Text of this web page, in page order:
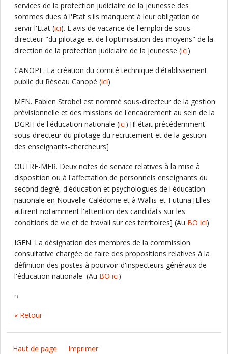
services de la protection judiciaire de la jeunesse des
sommes dues à l'Etat s'ils manquent à leur obligation de
servir l'Etat (ici). L'avis de vacance de l'emploi de sous-
directeur "du pilotage et de l'optimisation des moyens" de la
direction de la protection judiciaire de la jeunesse (ici)
CANOPE. La création du comité technique d'établissement
public du Réseau Canopé (ici)
MEN. Fabien Strobel est nommé sous-directeur de la gestion
prévisionnelle et des missions de l'encadrement au sein de la
DGRH de l'éducation nationale (ici) [Il était précédemment
sous-directeur du pilotage du recrutement et de la gestion
des enseignants-chercheurs]
OUTRE-MER. Deux notes de service relatives à la mise à
disposition ou à l'affectation de personnels enseignants du
second degré, d'éducation et psychologues de l'éducation
nationale en Nouvelle-Calédonie et à Wallis-et-Futuna [Elles
attirent notamment l'attention des candidats sur les
conditions de vie et de travail sur ces territoires] (Au BO ici)
IGEN. La désignation des membres de la commission
consultative chargée de faire des propositions relatives à la
définition des postes à pourvoir d'inspecteurs généraux de
l'éducation nationale (Au BO ici)
n
« Retour
Haut de page Imprimer